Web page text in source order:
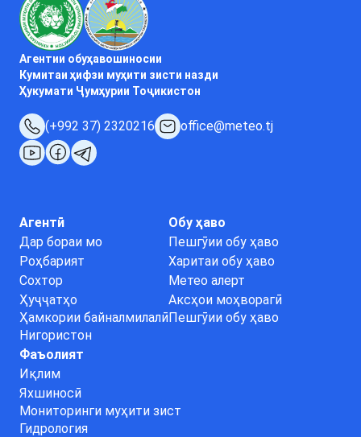
Агентии обуҳавошиносии
Кумитаи ҳифзи муҳити зисти назди
Ҳукумати Ҷумҳурии Тоҷикистон
(+992 37) 2320216 office@meteo.tj
Агентӣ
Дар бораи мо
Роҳбарият
Сохтор
Ҳуҷҷатҳо
Ҳамкории байналмилалӣ
Нигористон
Обу ҳаво
Пешгӯии обу ҳаво
Харитаи обу ҳаво
Метео алерт
Аксҳои моҳворагӣ
Пешгӯии обу ҳаво
Фаъолият
Иқлим
Яхшиносӣ
Мониторинги муҳити зист
Гидрология